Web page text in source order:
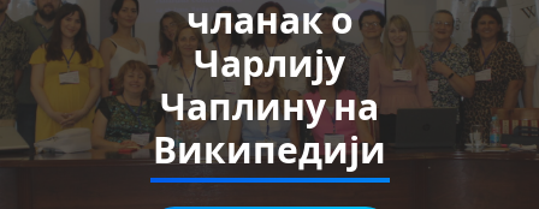
чланак о
Чарлију
Чаплину на
Википедији